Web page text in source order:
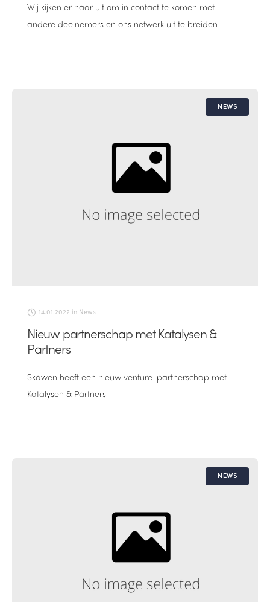
Wij kijken er naar uit om in contact te komen met
andere deelnemers en ons netwerk uit te breiden.
NEWS
14.01.2022 in News
Nieuw partnerschap met Katalysen &
Partners
Skawen heeft een nieuw venture-partnerschap met
Katalysen & Partners
NEWS